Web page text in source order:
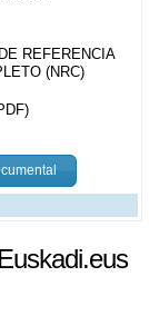
REFERENCIA
(NRC)